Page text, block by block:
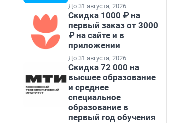
До 31 августа, 2026
Скидка 1000 ₽ на
первый заказ от 3000
₽ на сайте и в
приложении
До 31 августа, 2026
Скидка 72 000 на
высшее образование
и среднее
специальное
образование в
первый год обучения